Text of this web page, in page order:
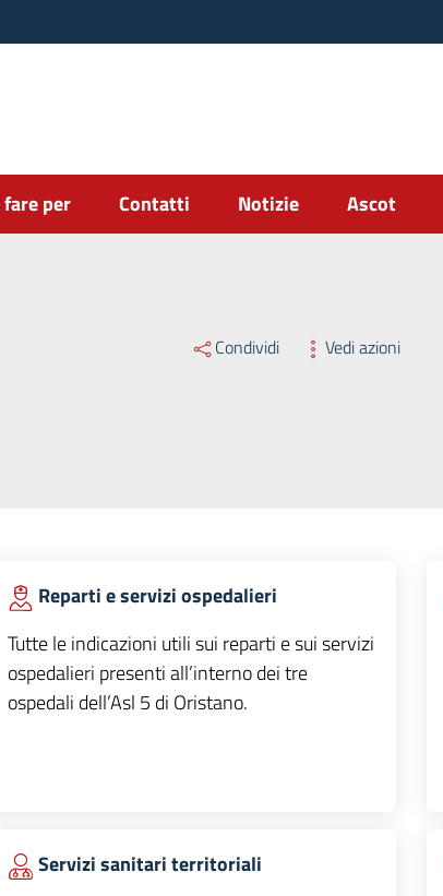
fare per Contatti Notizie Ascot
Condividi Vedi azioni
Reparti e servizi ospedalieri
Tutte le indicazioni utili sui reparti e sui servizi
ospedalieri presenti all’interno dei tre
ospedali dell’Asl 5 di Oristano.
Servizi sanitari territoriali